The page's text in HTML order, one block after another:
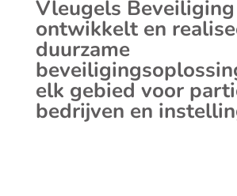
Vleugels Beveiliging
ontwikkelt en
duurzame
elk gebied voor
bedrijven en